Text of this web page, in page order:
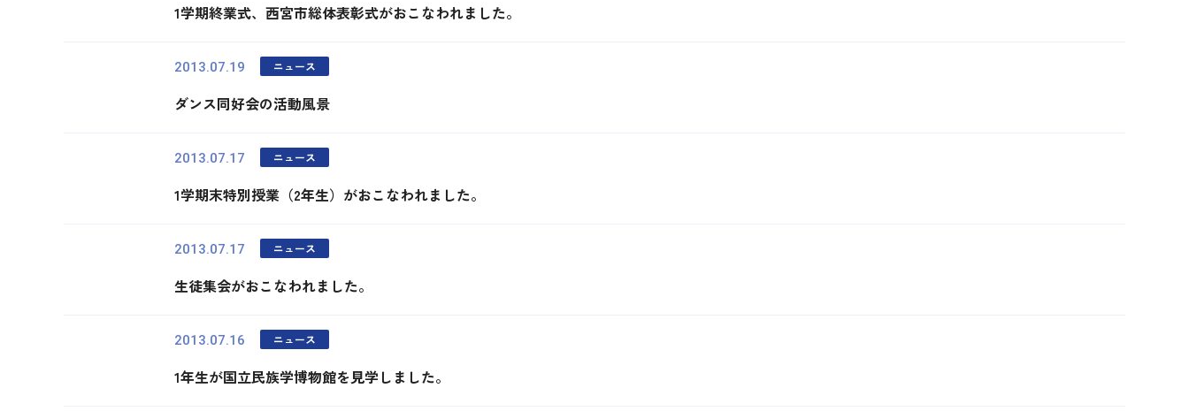
1学期終業式、西宮市総体表彰式がおこなわれました。
2013.07.19 ニュース
ダンス同好会の活動風景
2013.07.17 ニュース
1学期末特別授業（2年生）がおこなわれました。
2013.07.17 ニュース
生徒集会がおこなわれました。
2013.07.16 ニュース
1年生が国立民族学博物館を見学しました。